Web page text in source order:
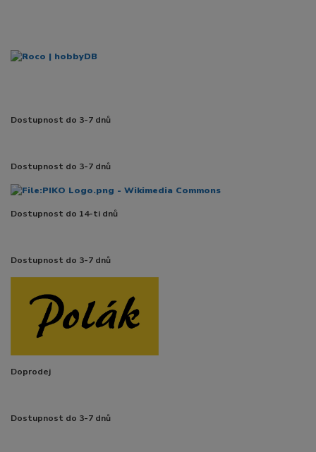
Dostupnost do 3-7 dnů
Dostupnost do 3-7 dnů
Dostupnost do 14-ti dnů
Dostupnost do 3-7 dnů
Doprodej
Dostupnost do 3-7 dnů